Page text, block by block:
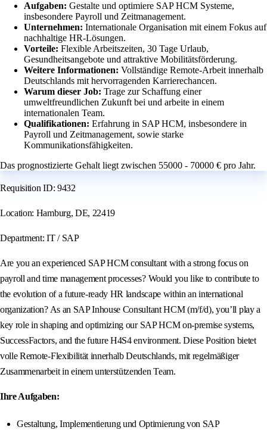
Aufgaben: Gestalte und optimiere SAP HCM Systeme,
insbesondere Payroll und Zeitmanagement.
Unternehmen: Internationale Organisation mit einem Fokus auf
nachhaltige HR-Lösungen.
Vorteile: Flexible Arbeitszeiten, 30 Tage Urlaub,
Gesundheitsangebote und attraktive Mobilitätsförderung.
Weitere Informationen: Vollständige Remote-Arbeit innerhalb
Deutschlands mit hervorragenden Karrierechancen.
Warum dieser Job: Trage zur Schaffung einer
umweltfreundlichen Zukunft bei und arbeite in einem
internationalen Team.
Qualifikationen: Erfahrung in SAP HCM, insbesondere in
Payroll und Zeitmanagement, sowie starke
Kommunikationsfähigkeiten.
Das prognostizierte Gehalt liegt zwischen 55000 - 70000 € pro Jahr.
Requisition ID: 9432
Location: Hamburg, DE, 22419
Department: IT / SAP
Are you an experienced SAP HCM consultant with a strong focus on
payroll and time management processes? Would you like to contribute to
the evolution of a future-ready HR landscape within an international
organization? As an SAP Inhouse Consultant HCM (m/f/d), you’ll play a
key role in shaping and optimizing our SAP HCM on-premise systems,
SuccessFactors, and the future H4S4 environment. Diese Position bietet
volle Remote-Flexibilität innerhalb Deutschlands, mit regelmäßiger
Zusammenarbeit in einem unterstützenden Team.
Ihre Aufgaben:
Gestaltung, Implementierung und Optimierung von SAP